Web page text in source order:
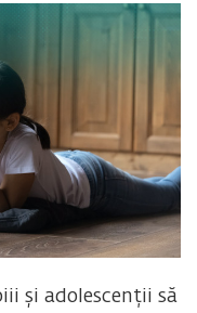
și adolescenții să